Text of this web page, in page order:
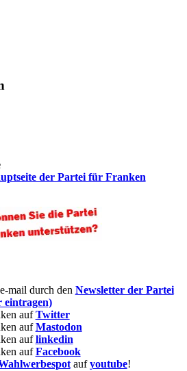
der Partei für Franken
mail durch den Newsletter der Partei
eintragen)
aufTwitter
aufMastodon
auflinkedin
aufFacebook
aufyoutube!